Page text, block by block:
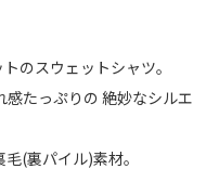
のスウェットシャツ。
たっぷりの 絶妙なシルエ
(裏パイル)素材。